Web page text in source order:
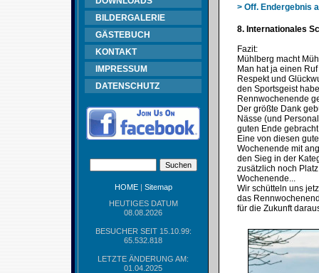
BILDERGALERIE
GÄSTEBUCH
KONTAKT
IMPRESSUM
DATENSCHUTZ
HOME| Sitemap
HEUTIGES DATUM
08.08.2026
BESUCHER SEIT 15.10.99:
65.532.818
LETZTE ÄNDERUNG AM:
01.04.2025
> Off. Endergebnis
8. Internationales
Fazit:
Mühlberg macht
Man hat ja einen
Respekt und
den Sportsgeist
Rennwochenende
Der größte Dank
Nässe (und
guten Ende
Eine von diesen
Wochenende mit
den Sieg in der
zusätzlich noch
Wochenende...
Wir schütteln uns
das
für die Zukunft